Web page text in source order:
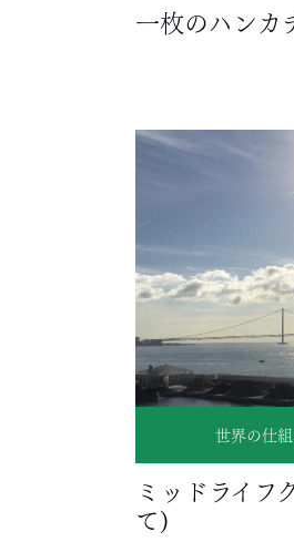
一枚のハンカ
世界の仕
ミッドライフ
て)